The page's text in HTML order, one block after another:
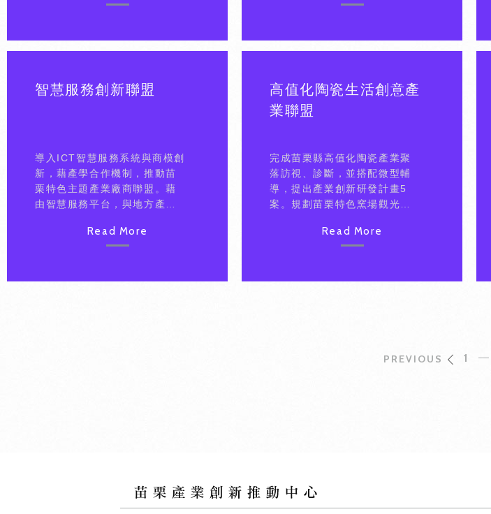
輕量化航大、機械高階系統配
而無法完美呈現。以冠軍建材
基礎，透過分析手法來探土
解決因各批覆層之燒結過程產
生空缺而引發瓷磚表面針孔狀
態，提升製程良率。
智慧服務創新聯盟
導入ICT智慧服務系統與商模創
新，藉產學合作機制，推動苗
栗特色主題產業廠商聯盟。藉
由智慧服務平台，與地方產業
聚(SIG) ，協助產業升級轉
Read More
高值化陶瓷生活創意產
業聯盟
完成苗栗縣高值化陶瓷產業聚
落訪視、診斷，並搭配微型輔
導，提出產業創新研發計畫5
案。規劃苗栗特色窯場觀光路
栗陶器有限公司、圳頭窯、竹
南蛇窯、金龍窯、銅鑼窯、天
國利陶瓷10家業者。) 服務團
Read More
PREVIOUS 1